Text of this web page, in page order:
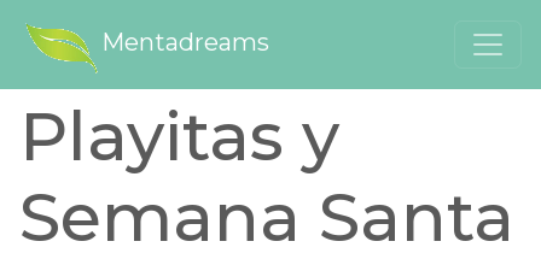
Mentadreams
Playitas y
Semana Santa